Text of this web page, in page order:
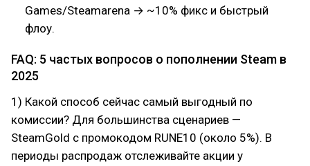
Games/Steamarena → ~10% фикс и быстрый
флоу.
FAQ: 5 частых вопросов о пополнении Steam в
2025
1) Какой способ сейчас самый выгодный по
комиссии? Для большинства сценариев —
SteamGold с промокодом RUNE10 (около 5%). В
периоды распродаж отслеживайте акции у